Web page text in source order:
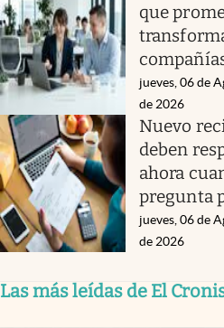
que
jueves, 06 de
de 2026
Nuevo
deben
ahora
pregunta
jueves, 06 de
de 2026
Las más leídas de El